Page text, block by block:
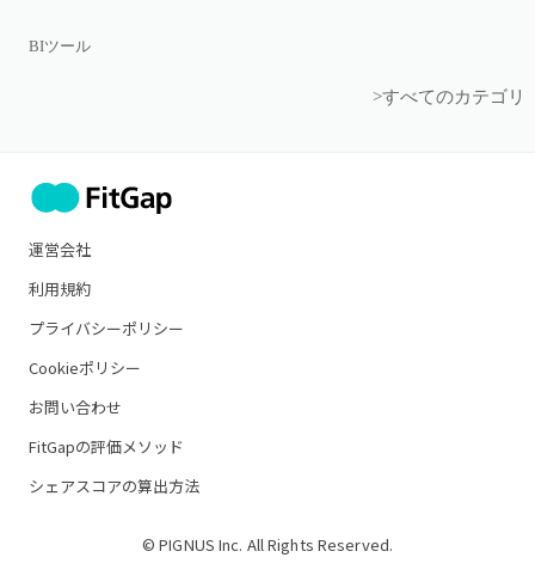
BIツール
>すべてのカテゴリ
運営会社
利用規約
プライバシーポリシー
Cookieポリシー
お問い合わせ
FitGapの評価メソッド
シェアスコアの算出方法
© PIGNUS Inc. All Rights Reserved.